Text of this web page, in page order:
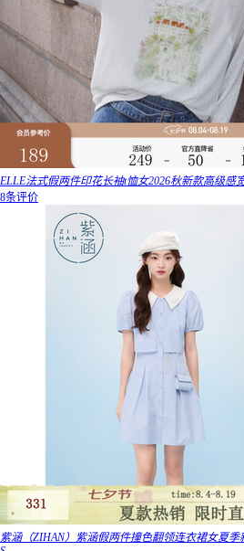
ELLE法式假两件印花长袖t恤女2026秋新款高级感
8条评价
紫涵（ZIHAN）紫涵假两件撞色翻领连衣裙女夏